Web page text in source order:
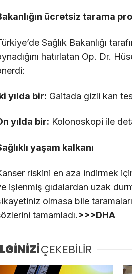
ücretsiz tarama
Sağlık Bakanlığı
hatırlatan Op. Dr.
yılda bir: Gaitada gizli kan
yılda bir: Kolonoskopi ile
yaşam kalkanı
riskini en aza indirmek
işlenmiş gıdalardan uzak
olmasa bile
tamamladı.>>>DHA
ÇEKEBİLİR